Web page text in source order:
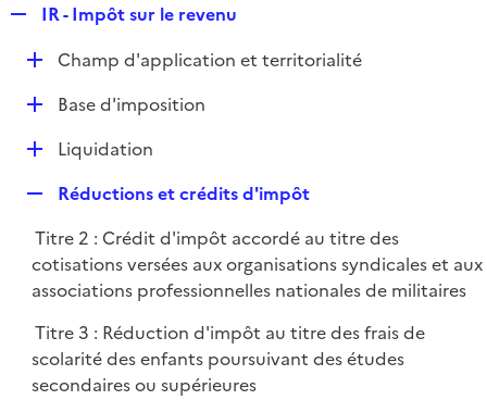
p
l
i
e
IR - Impôt sur le revenu
DChamp d'application et territorialité
D
e
r
Base d'imposition
D
l
i
e
r
Liquidation
p
l
i
e
Réductions et crédits d'impôt
Titre 2 : Crédit d'impôt accordé au titre des
cotisations versées aux organisations syndicales et aux
associations professionnelles nationales de militaires
Titre 3 : Réduction d'impôt au titre des frais de
scolarité des enfants poursuivant des études
secondaires ou supérieures